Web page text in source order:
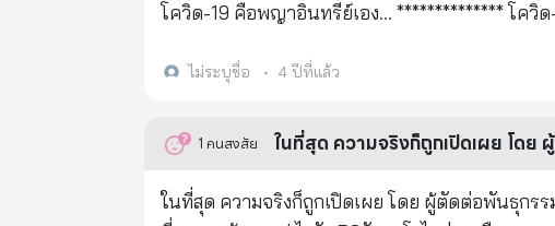
ผลการตรวจวิเคราะห์ให้หน่วยงานที่เกี่ยวข้อง ดำ
สาเหตุให้อาหารเน่าเสีย หากใช้ในปริมาณที่มากเกิ
กรรมการผู้เชี่ยวชาญว่าด้วยวัตถุเจือปนอาหารของ
พบว่า มีความเป็นพิษต่อคนและสัตว์น้อย . อย่างไรก็ตามวัตถุกันเสียทั้งสองชนิดมีข้อกำหนดการใช้ในประกาศกระทรวง
โควิด-19 คือพญาอินทรีย์เอง... ************** โควิด-19 มาจากฝีมือมนุษย์ สั่งทำโดย โดนัล ทรัมป์ มีแหล่งที่มาจากห้องแลป
สหรัฐอเมริกาให้สัมภาษณ์ผู้สื่อข่าวทีวีที่ 1 ของอเมริกาได้เป็นผู้เผยความลับนี้ นาย
น่าเหนือ พัฒนาโดย ศาสตราจารย์ราล์ฟ บาร์ริก - พร้อมกันนั้น เขาระบุว่า ไวรัสถูก “รัฐบาลมืด” จากรัฐคาโรไลน่าเหนือ
##..ก่อนหน้านี้ในวันที่ 15 มีนาคม 2564 นายเกรก ก็ได้ ทวิตข้อความถามนายทรัมป์ว่า - เหตุใดจึงไม่บอกประชาชน
ไม่ระบุชื่อ • 4 ปีที่แล้ว
1 คนสงสัย ในที่สุด ความจริงก็ถูกเปิดเผย โดย
ในที่สุด ความจริงก็ถูกเปิดเผย โดย ผู้ตัดต่อพันธุกรรมเชื้อโควิด 19 เอง... **************